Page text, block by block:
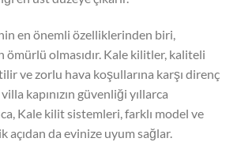
en önemli özelliklerinden biri,
ömürlü olmasıdır. Kale kilitler, kaliteli
ve zorlu hava koşullarına karşı direnç
kapınızın güvenliği yıllarca
Kale kilit sistemleri, farklı model ve
açıdan da evinize uyum sağlar.